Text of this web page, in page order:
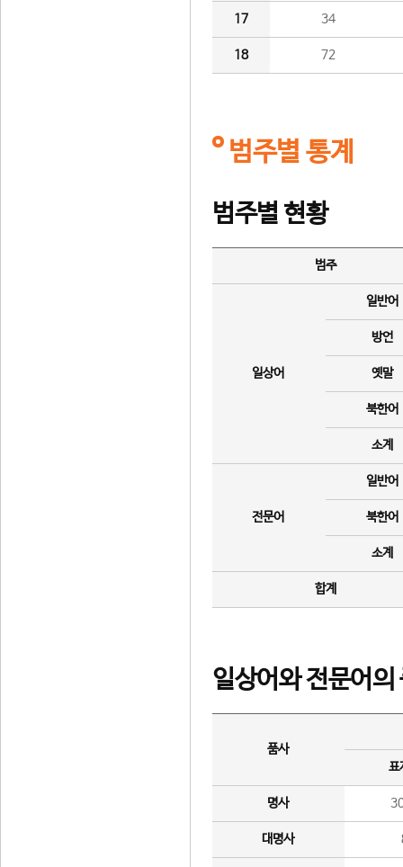
17 34
18 72
범주별 통계
범주별 현황
범주
일상어
일반어
방언
옛말
북한어
소계
전문어
일반어
북한어
소계
합계
일상어와 전문어의
품사
표
명사
대명사